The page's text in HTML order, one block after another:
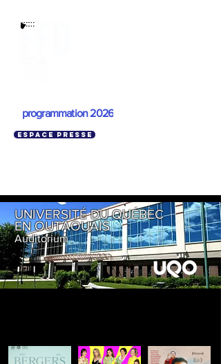
programmation 2026
Espace presse
UNIVERSITÉ DU QUÉBEC
EN OUTAOUAIS
Auditorium